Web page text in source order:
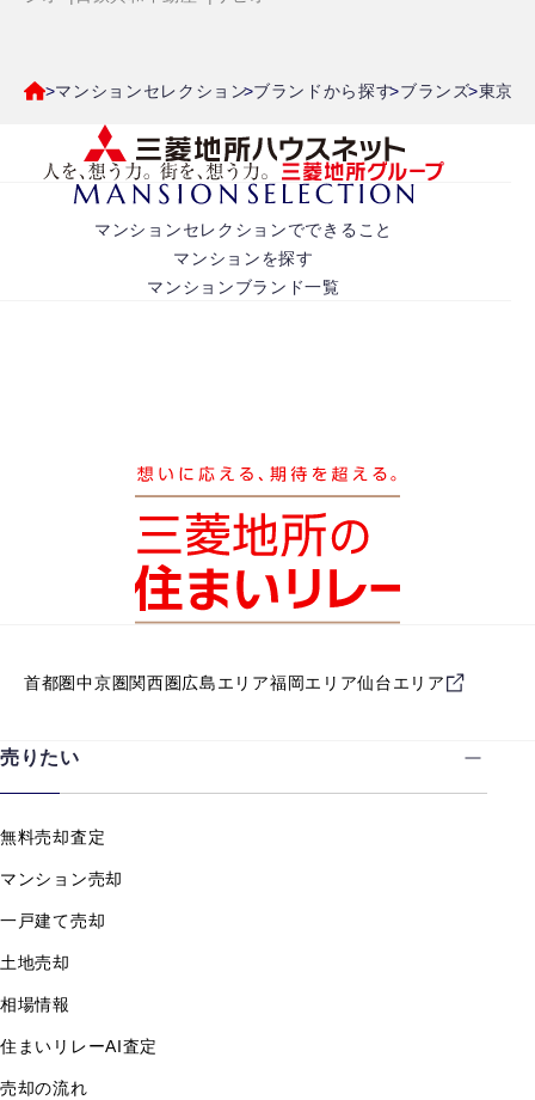
マンションセレクション ブランドから探す ブランズ 東京都
マンションセレクションでできること
マンションを探す
マンションブランド一覧
首都圏中京圏関西圏広島エリア福岡エリア仙台エリア
売りたい
無料売却査定
マンション売却
一戸建て売却
土地売却
相場情報
住まいリレーAI査定
売却の流れ